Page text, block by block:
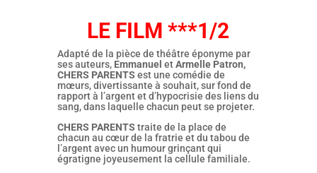
LE FILM ***1/2
Adapté de la pièce de théâtre éponyme par
ses auteurs, Emmanuel etArmelle Patron,
CHERS PARENTS est une comédie de
mœurs, divertissante à souhait, sur fond de
rapport à l’argent et d’hypocrisie des liens du
sang, dans laquelle chacun peut se projeter.
CHERS PARENTS traite de la place de
chacun au cœur de la fratrie et du tabou de
l’argent avec un humour grinçant qui
égratigne joyeusement la cellule familiale.